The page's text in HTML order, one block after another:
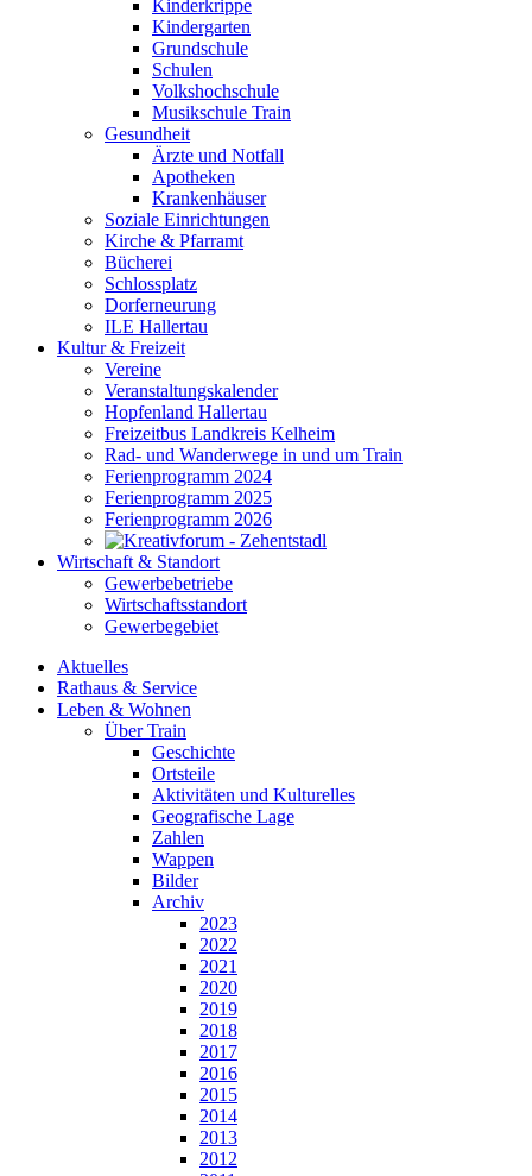
Kinderkrippe
Kindergarten
Grundschule
Schulen
Volkshochschule
Musikschule Train
Gesundheit
Ärzte und Notfall
Apotheken
Krankenhäuser
Soziale Einrichtungen
Kirche & Pfarramt
Bücherei
Schlossplatz
Dorferneurung
ILE Hallertau
Kultur & Freizeit
Vereine
Veranstaltungskalender
Hopfenland Hallertau
Freizeitbus Landkreis Kelheim
Rad- und Wanderwege in und um Train
Ferienprogramm 2024
Ferienprogramm 2025
Ferienprogramm 2026
Wirtschaft & Standort
Gewerbebetriebe
Wirtschaftsstandort
Gewerbegebiet
Aktuelles
Rathaus & Service
Leben & Wohnen
Über Train
Geschichte
Ortsteile
Aktivitäten und Kulturelles
Geografische Lage
Zahlen
Wappen
Bilder
Archiv
2023
2022
2021
2020
2019
2018
2017
2016
2015
2014
2013
2012